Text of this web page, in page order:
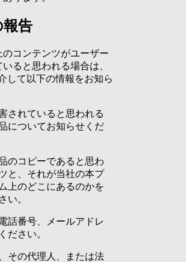
報告
コンテンツがユーザー
ると思われる場合は、
して以下の情報をお知ら
されていると思われる
についてお知らせくだ
のコピーであると思わ
と、それが当社の本プ
上のどこにあるのかを
い。
話番号、メールアドレ
ださい。
その代理人、または法